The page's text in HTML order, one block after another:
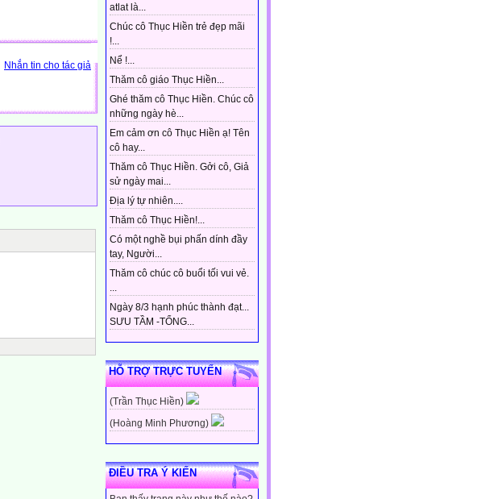
atlat là...
Chúc cô Thục Hiền trẻ đẹp mãi
!...
Nể !...
Thăm cô giáo Thục Hiền...
Ghé thăm cô Thục Hiền. Chúc cô
những ngày hè...
Em cảm ơn cô Thục Hiền ạ! Tên
cô hay...
Thăm cô Thục Hiền. Gởi cô, Giả
sử ngày mai...
Địa lý tự nhiên....
Thăm cô Thục Hiền!...
Có một nghề bụi phấn dính đầy
tay, Người...
Thăm cô chúc cô buổi tối vui vẻ.
...
Ngày 8/3 hạnh phúc thành đạt...
SƯU TẦM -TỔNG...
HỖ TRỢ TRỰC TUYẾN
(Trần Thục Hiền)
(Hoàng Minh Phương)
ĐIỀU TRA Ý KIẾN
Nhắn tin cho tác giả